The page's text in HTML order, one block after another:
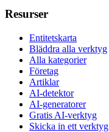
Resurser
Entitetskarta
Bläddra alla verktyg
Alla kategorier
Företag
Artiklar
AI-detektor
AI-generatorer
Gratis AI-verktyg
Skicka in ett verktyg